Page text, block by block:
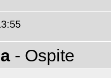
- Ospite